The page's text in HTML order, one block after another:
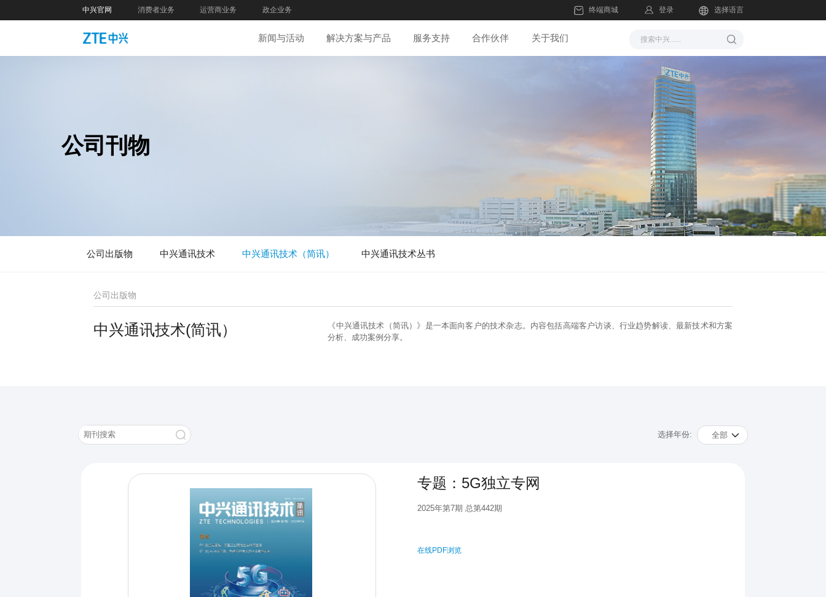
中兴官网 消费者业务 运营商业务 政企业务 终端商城 登录 选择语言
新闻与活动 解决方案与产品 服务支持 合作伙伴 关于我们
公司刊物
公司出版物 中兴通讯技术 中兴通讯技术（简讯） 中兴通讯技术丛书
公司出版物
中兴通讯技术(简讯）
《中兴通讯技术（简讯）》是一本面向客户的技术杂志。内容包括高端客户访谈、行业趋势解读、最新技术和方案
分析、成功案例分享。
选择年份: 全部
专题：5G独立专网
2025年第7期 总第442期
在线PDF浏览